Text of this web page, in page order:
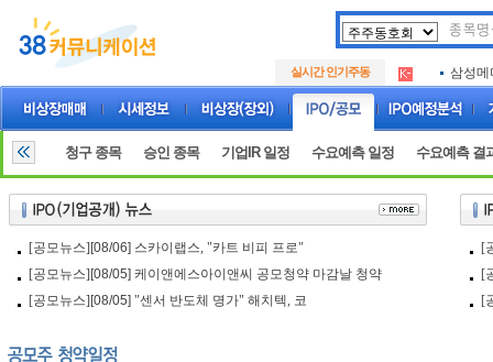
실시간 인기주동
.
아크로
삼성메
.
아크로
아하
청구 종목 승인 종목 기업IR 일정 수요예측 일정 수요예측 결
[공모뉴스] [08/06] 스카이랩스, "카트 비피 프로"
[공모뉴스] [08/05] 케이앤에스아이앤씨 공모청약 마감날 청약
[공모뉴스] [08/05] "센서 반도체 명가" 해치텍, 코
[
[
[